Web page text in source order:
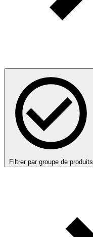
Filtrer par groupe de produits